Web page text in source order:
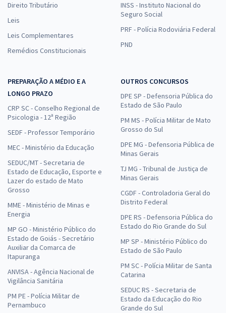
Direito Tributário
Leis
Leis Complementares
Remédios Constitucionais
INSS - Instituto Nacional do
Seguro Social
PRF - Polícia Rodoviária Federal
PND
PREPARAÇÃO A MÉDIO E A
LONGO PRAZO
CRP SC - Conselho Regional de
Psicologia - 12ª Região
SEDF - Professor Temporário
MEC - Ministério da Educação
SEDUC/MT - Secretaria de
Estado de Educação, Esporte e
Lazer do estado de Mato
Grosso
MME - Ministério de Minas e
Energia
MP GO - Ministério Público do
Estado de Goiás - Secretário
Auxiliar da Comarca de
Itapuranga
ANVISA - Agência Nacional de
Vigilância Sanitária
PM PE - Polícia Militar de
Pernambuco
OUTROS CONCURSOS
DPE SP - Defensoria Pública do
Estado de São Paulo
PM MS - Polícia Militar de Mato
Grosso do Sul
DPE MG - Defensoria Pública de
Minas Gerais
TJ MG - Tribunal de Justiça de
Minas Gerais
CGDF - Controladoria Geral do
Distrito Federal
DPE RS - Defensoria Pública do
Estado do Rio Grande do Sul
MP SP - Ministério Público do
Estado de São Paulo
PM SC - Polícia Militar de Santa
Catarina
SEDUC RS - Secretaria de
Estado da Educação do Rio
Grande do Sul